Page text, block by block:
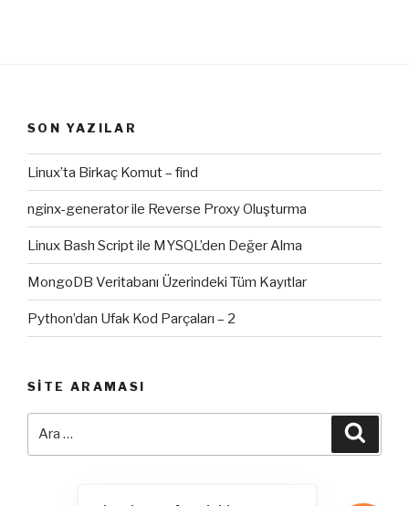
SON YAZILAR
Linux’ta Birkaç Komut – find
nginx-generator ile Reverse Proxy Oluşturma
Linux Bash Script ile MYSQL’den Değer Alma
MongoDB Veritabanı Üzerindeki Tüm Kayıtlar
Python’dan Ufak Kod Parçaları – 2
SITE ARAMASI